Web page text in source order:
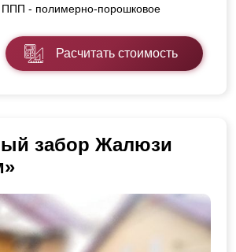
ППП - полимерно-порошковое
Расчитать стоимость
забор Жалюзи